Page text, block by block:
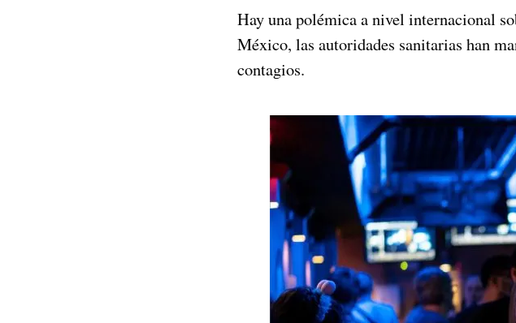
Hay una polémica a nivel internacional
México, las autoridades sanitarias han
contagios.